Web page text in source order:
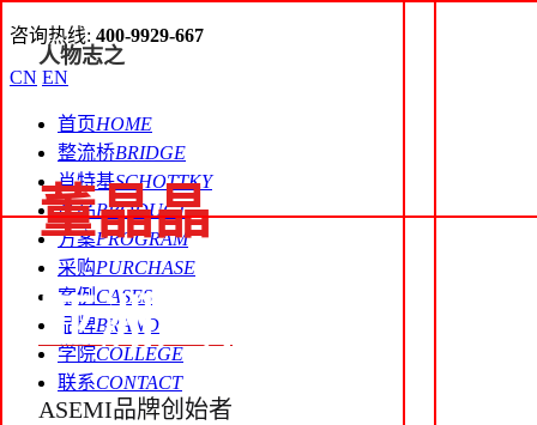
咨询热线: 400-9929-667
CN EN
首页HOME
整流桥BRIDGE
肖特基SCHOTTKY
产品PRODUCT
方案PROGRAM
采购PURCHASE
案例CASES
品牌BRAND
学院COLLEGE
联系CONTACT
人物志之
董晶晶
ASEMI品牌创始者
亚洲人物